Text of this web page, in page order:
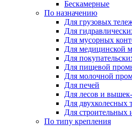
Бескамерные
По назначению
Для грузовых
Для
Для мусорных
Для медицинской
Для
Для пищевой
Для молочной
Для печей
Для лесов и
Для двухколесных
Для строительных
По типу крепления